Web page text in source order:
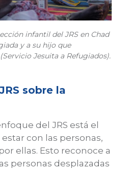
infantil del JRS en Chad
y a su hijo que
Jesuita a Refugiados).
sobre la
del JRS está el
con las personas,
ellas. Esto reconoce a
personas desplazadas